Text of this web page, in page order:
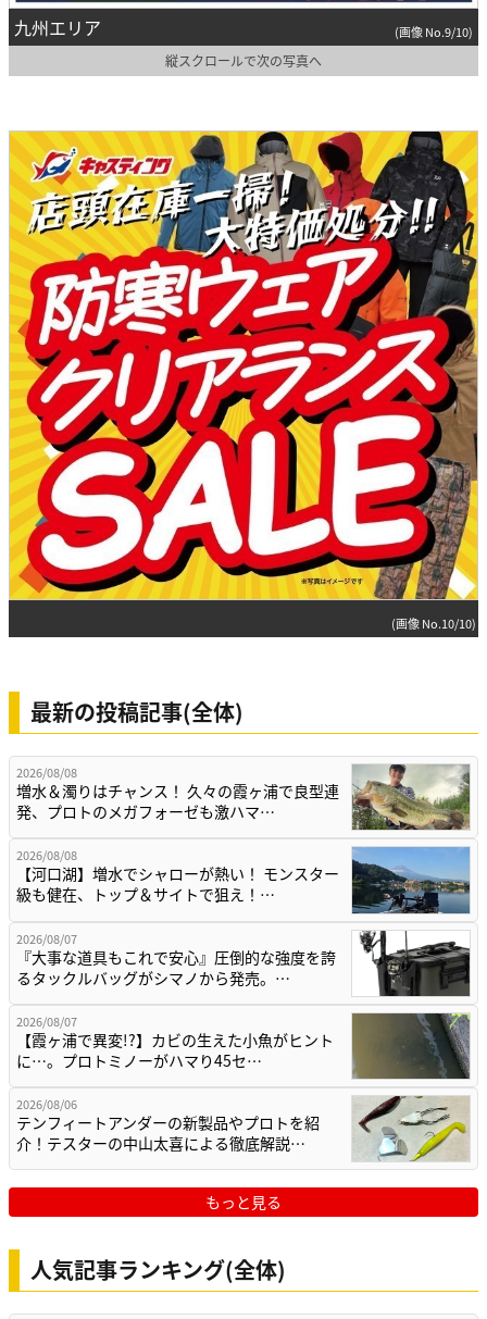
九州エリア (画像 No.9/10)
縦スクロールで次の写真へ
(画像 No.10/10)
最新の投稿記事(全体)
2026/08/08
増水＆濁りはチャンス！ 久々の霞ヶ浦で良型連
発、プロトのメガフォーゼも激ハマ…
2026/08/08
【河口湖】増水でシャローが熱い！ モンスター
級も健在、トップ＆サイトで狙え！…
2026/08/07
『大事な道具もこれで安心』圧倒的な強度を誇
るタックルバッグがシマノから発売。…
2026/08/07
【霞ヶ浦で異変!?】カビの生えた小魚がヒント
に…。プロトミノーがハマり45セ…
2026/08/06
テンフィートアンダーの新製品やプロトを紹
介！テスターの中山太喜による徹底解説…
もっと見る
人気記事ランキング(全体)